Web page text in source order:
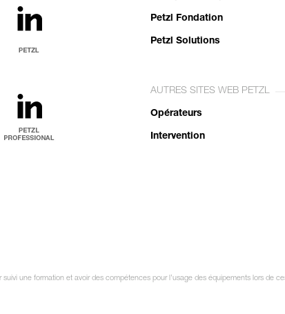
Petzl Fondation
Petzl Solutions
AUTRES SITES WEB PETZL
Opérateurs
Intervention
une formation et avoir des compétences pour l’usage des équipements lors de